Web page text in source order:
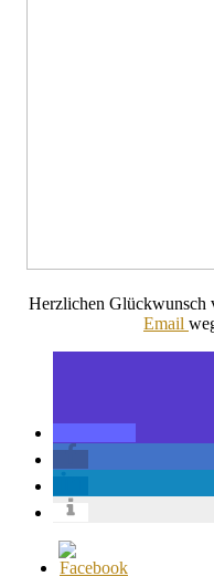
Herzlichen Glückwunsch
Email